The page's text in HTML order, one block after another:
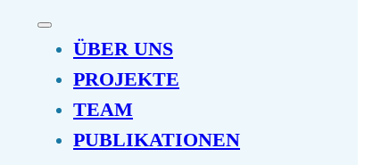
ÜBER UNS
PROJEKTE
TEAM
PUBLIKATIONEN